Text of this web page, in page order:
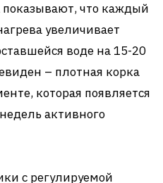
показывают, что каждый
увеличивает
воде на 15-20
– плотная корка
которая появляется
активного
с регулируемой